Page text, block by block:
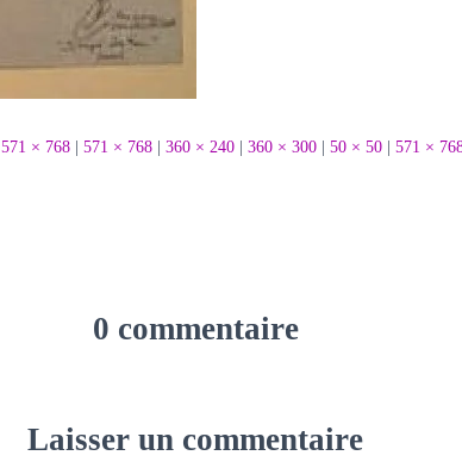
571 × 768 571 × 768 360 × 240 360 × 300 50 × 50 571 ×
0 commentaire
Laisser un commentaire